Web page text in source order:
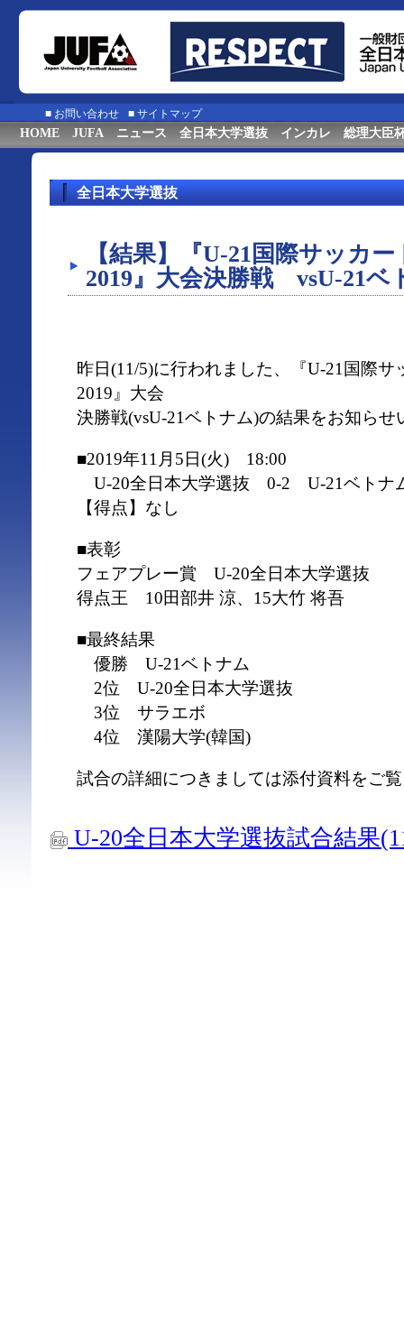
■ お問い合わせ ■ サイトマップ
HOME JUFA ニュース 全日本大学選抜 インカレ 総理大臣
全日本大学選抜
【結果】『U-21国際サッカ
2019』大会決勝戦 vsU-21ベ
昨日(11/5)に行われました、『U-21国際サ
2019』大会
決勝戦(vsU-21ベトナム)の結果をお知らせ
■2019年11月5日(火) 18:00
U-20全日本大学選抜 0-2 U-21ベトナ
【得点】なし
■表彰
フェアプレー賞 U-20全日本大学選抜
得点王 10田部井 涼、15大竹 将吾
■最終結果
優勝 U-21ベトナム
2位 U-20全日本大学選抜
3位 サラエボ
4位 漢陽大学(韓国)
試合の詳細につきましては添付資料をご
U-20全日本大学選抜試合結果